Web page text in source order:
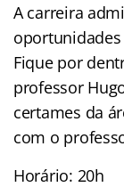
A carreira
Fique por
professor
certames da
com o
Horário: 20h